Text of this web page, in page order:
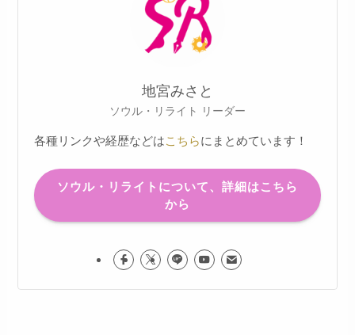
地宮みさと
ソウル・リライト リーダー
各種リンクや経歴などはこちらにまとめています！
ソウル・リライトについて、詳細はこちら
から